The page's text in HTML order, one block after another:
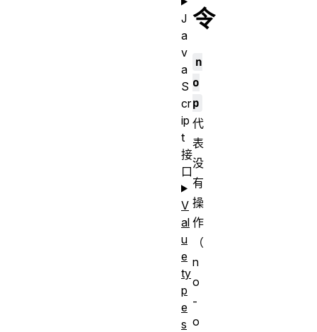
令
n
o
p
代
表
没
有
操
作
（
n
o
-
o
J
a
v
a
S
cr
ip
t
接
口
V
al
u
e
ty
p
e
s